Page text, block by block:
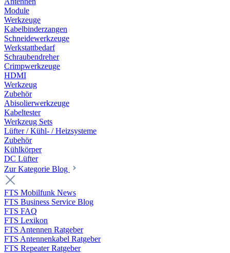
Module
Werkzeuge
Kabelbinderzangen
Schneidewerkzeuge
Werkstattbedarf
Schraubendreher
Crimpwerkzeuge
HDMI
Werkzeug
Zubehör
Abisolierwerkzeuge
Kabeltester
Werkzeug Sets
Lüfter / Kühl- / Heizsysteme
Zubehör
Kühlkörper
DC Lüfter
Zur Kategorie Blog
FTS Mobilfunk News
FTS Business Service Blog
FTS FAQ
FTS Lexikon
FTS Antennen Ratgeber
FTS Antennenkabel Ratgeber
FTS Repeater Ratgeber